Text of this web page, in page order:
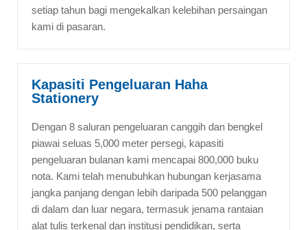
setiap tahun bagi mengekalkan kelebihan persaingan
kami di pasaran.
Kapasiti Pengeluaran Haha
Stationery
Dengan 8 saluran pengeluaran canggih dan bengkel
piawai seluas 5,000 meter persegi, kapasiti
pengeluaran bulanan kami mencapai 800,000 buku
nota. Kami telah menubuhkan hubungan kerjasama
jangka panjang dengan lebih daripada 500 pelanggan
di dalam dan luar negara, termasuk jenama rantaian
alat tulis terkenal dan institusi pendidikan, serta